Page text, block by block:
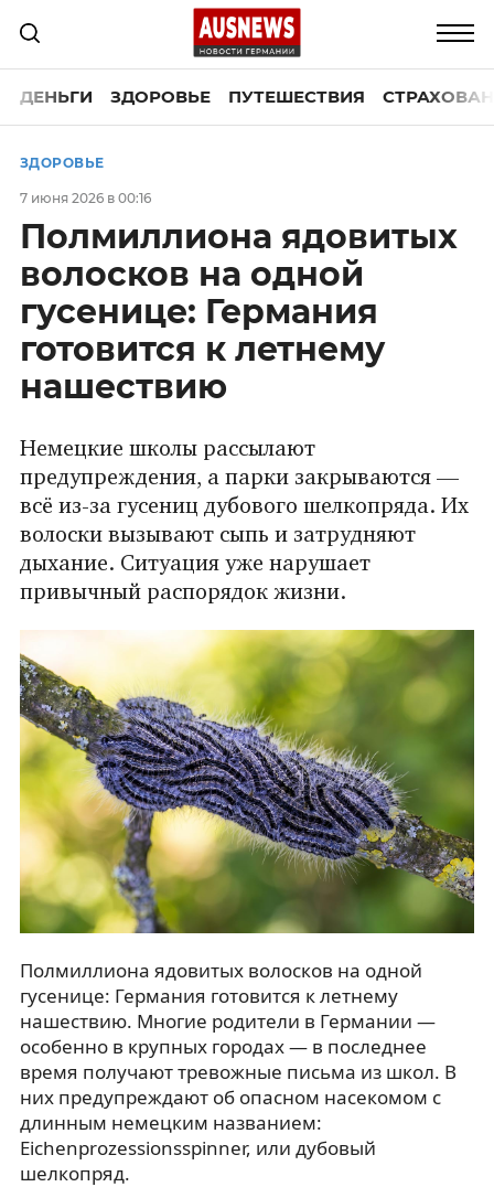
ДЕНЬГИ ЗДОРОВЬЕ ПУТЕШЕСТВИЯ
ЗДОРОВЬЕ
7 июня 2026 в 00:16
Полмиллиона ядовитых
волосков на одной
гусенице: Германия
готовится к летнему
нашествию
Немецкие школы рассылают
предупреждения, а парки закрываются —
всё из-за гусениц дубового шелкопряда. Их
волоски вызывают сыпь и затрудняют
дыхание. Ситуация уже нарушает
привычный распорядок жизни.
Полмиллиона ядовитых волосков на одной
гусенице: Германия готовится к летнему
нашествию. Многие родители в Германии —
особенно в крупных городах — в последнее
время получают тревожные письма из школ. В
них предупреждают об опасном насекомом с
длинным немецким названием:
Eichenprozessionsspinner, или дубовый
шелкопряд.